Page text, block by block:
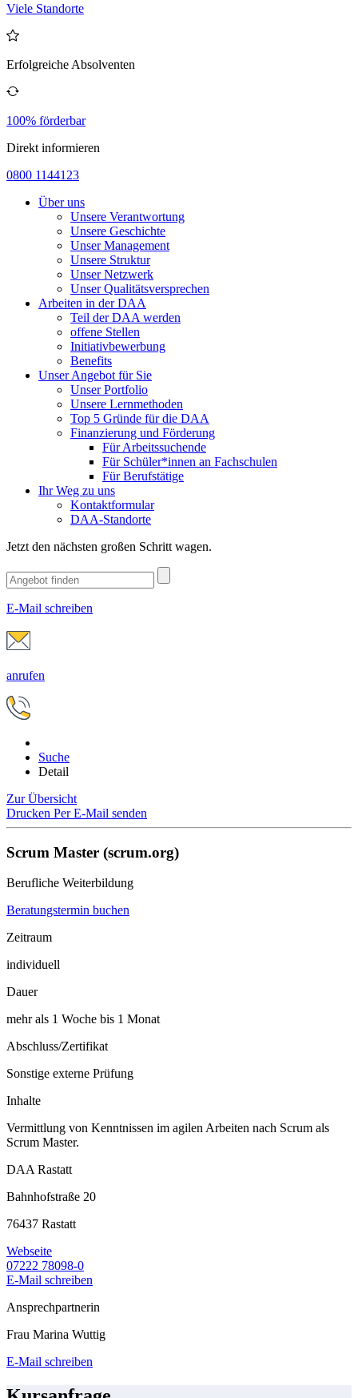
Viele Standorte
Erfolgreiche Absolventen
100% förderbar
Direkt informieren
0800 1144123
Über uns
Unsere Verantwortung
Unsere Geschichte
Unser Management
Unsere Struktur
Unser Netzwerk
Unser Qualitätsversprechen
Arbeiten in der DAA
Teil der DAA werden
offene Stellen
Initiativbewerbung
Benefits
Unser Angebot für Sie
Unser Portfolio
Unsere Lernmethoden
Top 5 Gründe für die DAA
Finanzierung und Förderung
Für Arbeitssuchende
Für Schüler*innen an Fachschulen
Für Berufstätige
Ihr Weg zu uns
Kontaktformular
DAA-Standorte
Jetzt den nächsten großen Schritt wagen.
E-Mail schreiben
anrufen
Suche
Detail
Zur Übersicht
Drucken Per E-Mail senden
Scrum Master (scrum.org)
Berufliche Weiterbildung
Beratungstermin buchen
Zeitraum
individuell
Dauer
mehr als 1 Woche bis 1 Monat
Abschluss/Zertifikat
Sonstige externe Prüfung
Inhalte
Vermittlung von Kenntnissen im agilen Arbeiten nach Scrum als
Scrum Master.
DAA Rastatt
Bahnhofstraße 20
76437 Rastatt
Webseite
07222 78098-0
E-Mail schreiben
Ansprechpartnerin
Frau Marina Wuttig
E-Mail schreiben